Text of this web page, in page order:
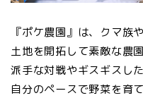
『ポケ農園』は、クマ族
土地を開拓して素敵な農
派手な対戦やギスギスし
自分のペースで野菜を育